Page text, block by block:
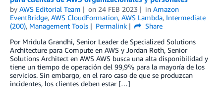
by AWS Editorial Team on 24 FEB 2023 in Amazon
EventBridge, AWS CloudFormation, AWS Lambda, Intermediate
(200), Management Tools Permalink
Share
Por Mridula Grandhi, Senior Leader de Specialized Solutions
Architecture para Compute en AWS y Jordan Roth, Senior
Solutions Architect en AWS AWS busca una alta disponibilidad y
tiene un tiempo de operación del 99,9% para la mayoría de los
servicios. Sin embargo, en el raro caso de que se produzcan
incidentes, los clientes deben estar […]